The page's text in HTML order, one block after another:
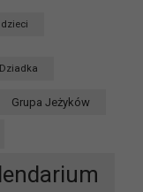
Grupa Jeżyków